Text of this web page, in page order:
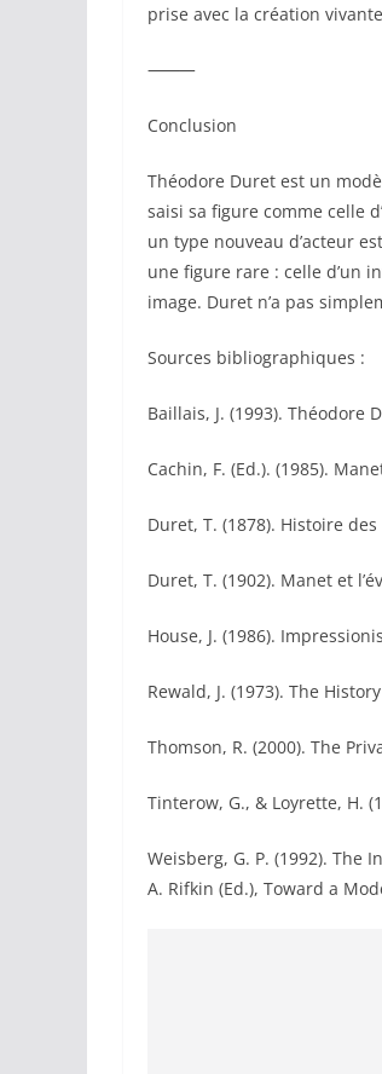
prise avec la création
⸻
Conclusion
Théodore Duret est un
saisi sa figure comme celle
un type nouveau d’acteur
une figure rare : celle d’un
image. Duret n’a pas
Sources bibliographiques :
Baillais, J. (1993). Théodore
Cachin, F. (Ed.). (1985).
Duret, T. (1878). Histoire
Duret, T. (1902). Manet et
House, J. (1986).
Rewald, J. (1973). The
Thomson, R. (2000). The
Tinterow, G., & Loyrette, H.
Weisberg, G. P. (1992).
A. Rifkin (Ed.), Toward a